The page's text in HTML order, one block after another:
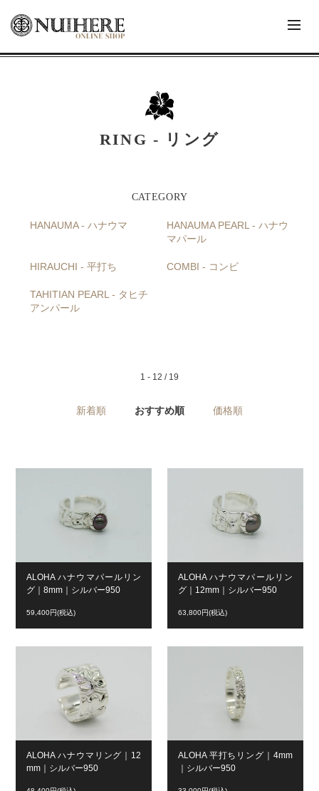
RING - リング
HANAUMA - ハナウマ
HANAUMA PEARL - ハナウ
マパール
HIRAUCHI - 平打ち COMBI - コンビ
TAHITIAN PEARL - タヒチ
アンパール
1 - 12 / 19
新着順 おすすめ順 価格順
ALOHA ハナウマパールリン
グ｜8mm｜シルバー950
59,400円(税込)
ALOHA ハナウマパールリン
グ｜12mm｜シルバー950
63,800円(税込)
ALOHA ハナウマリング｜12
mm｜シルバー950
ALOHA 平打ちリング｜4mm
｜シルバー950